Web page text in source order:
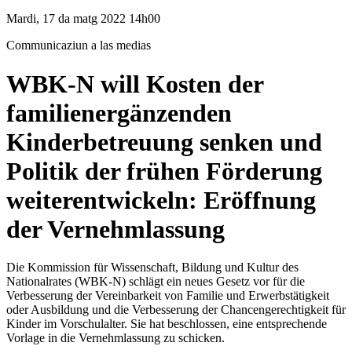
Mardi, 17 da matg 2022 14h00
Communicaziun a las medias
WBK-N will Kosten der
familienergänzenden
Kinderbetreuung senken und
Politik der frühen Förderung
weiterentwickeln: Eröffnung
der Vernehmlassung
Die Kommission für Wissenschaft, Bildung und Kultur des
Nationalrates (WBK-N) schlägt ein neues Gesetz vor für die
Verbesserung der Vereinbarkeit von Familie und Erwerbstätigkeit
oder Ausbildung und die Verbesserung der Chancengerechtigkeit für
Kinder im Vorschulalter. Sie hat beschlossen, eine entsprechende
Vorlage in die Vernehmlassung zu schicken.